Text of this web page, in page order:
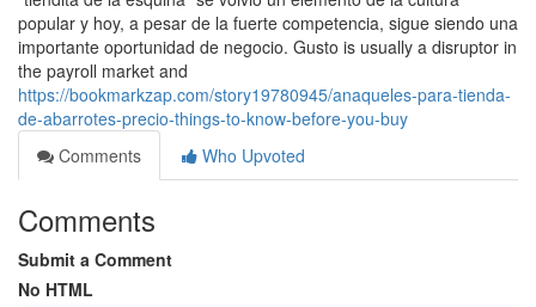
popular y hoy, a pesar de la fuerte competencia, sigue siendo una
importante oportunidad de negocio. Gusto is usually a disruptor in
the payroll market and
https://bookmarkzap.com/story19780945/anaqueles-para-tienda-
de-abarrotes-precio-things-to-know-before-you-buy
Comments
Who Upvoted
Comments
Submit a Comment
No HTML